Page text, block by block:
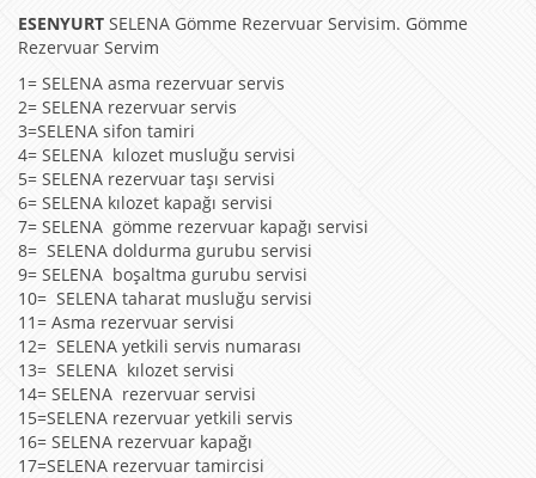
ESENYURT SELENA Gömme Rezervuar Servisim. Gömme
Rezervuar Servim
1= SELENA asma rezervuar servis
2= SELENA rezervuar servis
3=SELENA sifon tamiri
4= SELENA kılozet musluğu servisi
5= SELENA rezervuar taşı servisi
6= SELENA kılozet kapağı servisi
7= SELENA gömme rezervuar kapağı servisi
8= SELENA doldurma gurubu servisi
9= SELENA boşaltma gurubu servisi
10= SELENA taharat musluğu servisi
11= Asma rezervuar servisi
12= SELENA yetkili servis numarası
13= SELENA kılozet servisi
14= SELENA rezervuar servisi
15=SELENA rezervuar yetkili servis
16= SELENA rezervuar kapağı
17=SELENA rezervuar tamircisi